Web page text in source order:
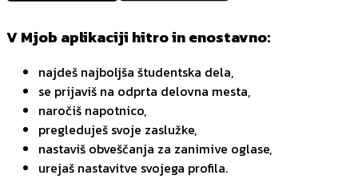
V Mjob aplikaciji hitro in enostavno:
najdeš najboljša študentska dela,
se prijaviš na odprta delovna mesta,
naročiš napotnico,
pregleduješ svoje zaslužke,
nastaviš obveščanja za zanimive oglase,
urejaš nastavitve svojega profila.